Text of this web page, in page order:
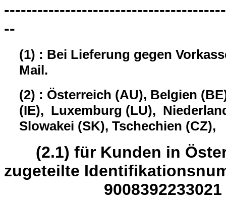
--
(1) : Bei Lieferung gegen
Mail.
(2) : Österreich (AU), Belgien
(IE), Luxemburg (LU),
Slowakei (SK), Tschechien (CZ),
(2.1) für Kunden in
zugeteilte
9008392233021